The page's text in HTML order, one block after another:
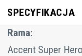
SPECYFIKACJA
Rama:
Accent Super